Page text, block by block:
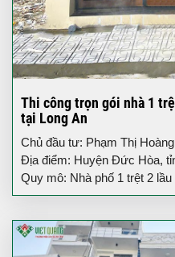
Thi công trọn gói nhà 1
tại Long An
Chủ đầu tư: Phạm Thị
Địa điểm: Huyện Đức Hòa,
Quy mô: Nhà phố 1 trệt 2 lầu